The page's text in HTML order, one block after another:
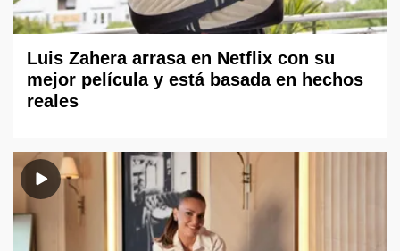
Luis Zahera arrasa en Netflix con su
mejor película y está basada en hechos
reales